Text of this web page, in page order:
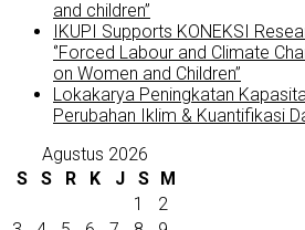
and children”
IKUPI Supports KONEKSI
‘’Forced Labour and Climate
on Women and Children’’
Lokakarya Peningkatan
Perubahan Iklim & Kuantifikasi
Agustus 2026
S
S R K J S
M
1
2